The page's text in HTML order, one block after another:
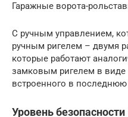
Гаражные ворота-
С ручным управлением,
ручным ригелем – двумя
которые работают
замковым ригелем в
встроенного в
Уровень безопасности